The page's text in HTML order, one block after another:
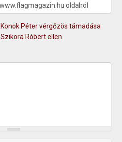
Konok Péter vérgőzös támadása
Szikora Róbert ellen